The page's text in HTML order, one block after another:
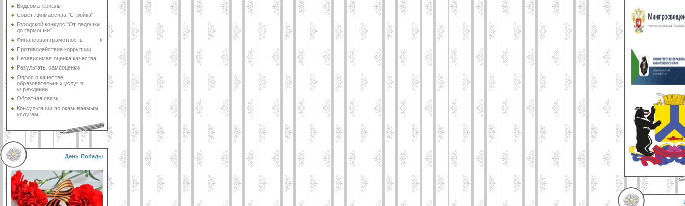
Видеоматериалы
Совет жилмассива "Стройка"
Городской конкурс "От ладошки
до гармошки"
Финансовая грамотность
Противодействие коррупции
Независимая оценка качества
Результаты самооценки
Опрос о качестве
образовательных услуг в
учреждении
Обратная связь
Консультации по оказываемым
услугам
День Победы